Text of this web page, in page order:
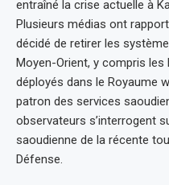
entraîné la crise actuelle à
Plusieurs médias ont
décidé de retirer les
Moyen-Orient, y compris
déployés dans le Royaume
patron des services
observateurs s’interrogent
saoudienne de la récente
Défense.